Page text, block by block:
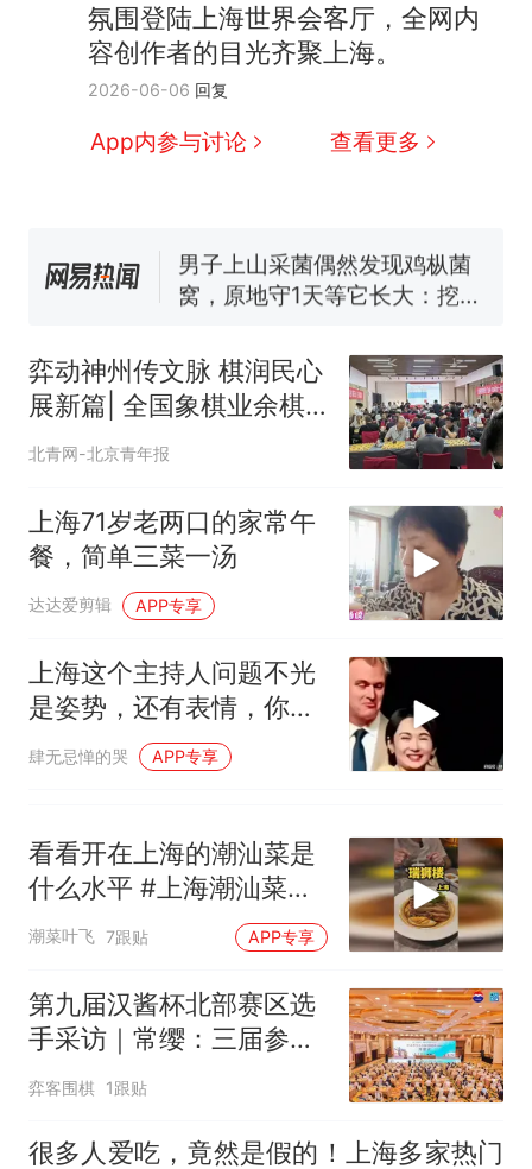
氛围登陆上海世界会客厅，全网内
容创作者的目光齐聚上海。
2026-06-06 回复
App内参与讨论 查看更多
热
那个在床头放菜刀的女孩，
因老师一句“跟我回家”改写了
人生
新 制裁瓜子饺子，美国怕什
协会回应
男子上山采菌偶然发现鸡枞菌
窝，原地守1天等它长大：挖了
回大海 目击者直呼震惊 （视频
来源：参考消息）
笔试第一被第二名传话劝弃考
官方通报
那个在床头放菜刀的女孩，
人生
弈动神州传文脉 棋润民心
展新篇| 全国象棋业余棋
王赛阶段性回顾
北青网-北京青年报
上海71岁老两口的家常午
餐，简单三菜一汤
达达爱剪辑 APP专享
上海这个主持人问题不光
是姿势，还有表情，你看
她采访国人的时候
肆无忌惮的哭 APP专享
看看开在上海的潮汕菜是
什么水平 #上海潮汕菜排
行榜 #瑞狮楼潮汕会馆 #
上海探店
潮菜叶飞 7跟贴 APP专享
第九届汉酱杯北部赛区选
手采访｜常缨：三届参
赛，汉酱酒是心头好
弈客围棋 1跟贴
很多人爱吃，竟然是假的！上海多家热门